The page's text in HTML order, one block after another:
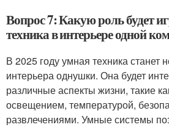
Вопрос 7: Какую роль будет
техника в интерьере одной
В 2025 году умная техника станет
интерьера однушки. Она будет
различные аспекты жизни, такие
освещением, температурой,
развлечениями. Умные системы